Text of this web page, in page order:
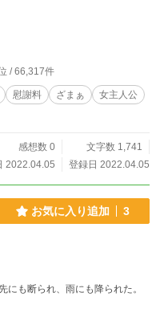
/ 66,317件
慰謝料 ざまぁ
女主人公
感想数 0
文字数 1,741
2022.04.05
登録日 2022.04.05
お気に入り追加 3
も断られ、雨にも降られた。